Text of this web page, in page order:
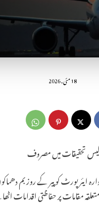
18 مئی, 2026
تحقیقات میں مصروف
ایئرپورٹ کو پیر کے روز بم
مقامات پر حفاظتی اقدامات